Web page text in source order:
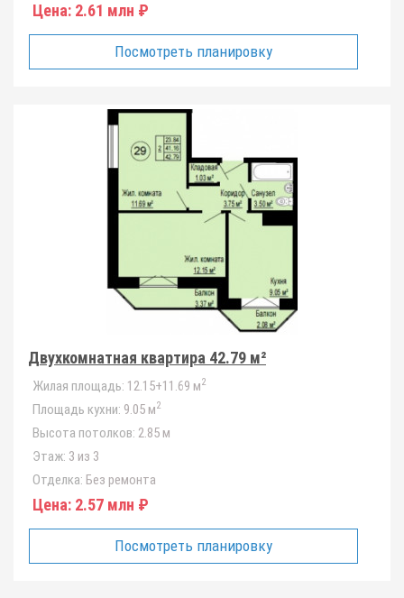
Цена: 2.61 млн ₽
Посмотреть планировку
Двухкомнатная квартира 42.79 м²
Жилая площадь: 12.15+11.69 м2
Площадь кухни: 9.05 м2
Высота потолков: 2.85 м
Этаж: 3 из 3
Отделка: Без ремонта
Цена: 2.57 млн ₽
Посмотреть планировку